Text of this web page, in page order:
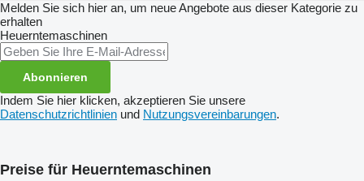
Melden Sie sich hier an, um neue Angebote aus dieser Kategorie zu
erhalten
Heuerntemaschinen
Abonnieren
Indem Sie hier klicken, akzeptieren Sie unsere
Datenschutzrichtlinien und Nutzungsvereinbarungen.
Preise für Heuerntemaschinen